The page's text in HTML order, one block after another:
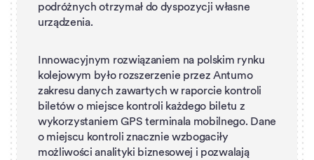
podróżnych otrzymał do dyspozycji własne
urządzenia.
Innowacyjnym rozwiązaniem na polskim rynku
kolejowym było rozszerzenie przez Antumo
zakresu danych zawartych w raporcie kontroli
biletów o miejsce kontroli każdego biletu z
wykorzystaniem GPS terminala mobilnego. Dane
o miejscu kontroli znacznie wzbogaciły
możliwości analityki biznesowej i pozwalają